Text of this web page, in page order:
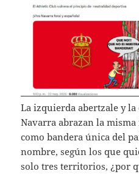
La izquierda abertzale y la
Navarra abrazan la
como bandera única del
nombre, según los que
solo tres territorios, ¿por